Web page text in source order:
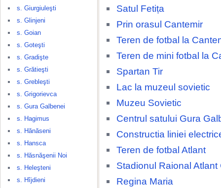
s. Giurgiuleşti
s. Glinjeni
s. Goian
s. Goteşti
s. Gradişte
s. Grătieşti
s. Grebleşti
s. Grigorievca
s. Gura Galbenei
s. Hagimus
s. Hănăseni
s. Hansca
s. Hăsnăşenii Noi
s. Heleşteni
s. Hîjdieni
Satul Fetița
Prin orasul Cantemir
Teren de fotbal la
Teren de mini fotbal la
Spartan Tir
Lac la muzeul sovietic
Muzeu Sovietic
Centrul satului Gura
Constructia liniei
Teren de fotbal Atlant
Stadionul Raional Atlant
Regina Maria